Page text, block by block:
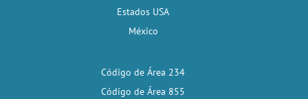
Estados USA
México
Código de Área 234
Código de Área 855